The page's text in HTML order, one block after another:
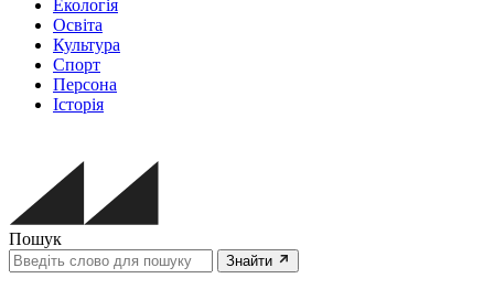
Екологія
Освіта
Культура
Спорт
Персона
Історія
Пошук
Знайти